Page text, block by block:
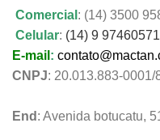
Comercial : (14) 3500
Celular: (14) 9
E-mail :
CNPJ: 20.013.883-0001/
End : Avenida botucatu,